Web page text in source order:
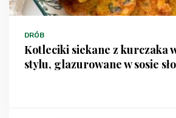
DRÓB
Kotleciki siekane z kurczaka
stylu, glazurowane w sosie